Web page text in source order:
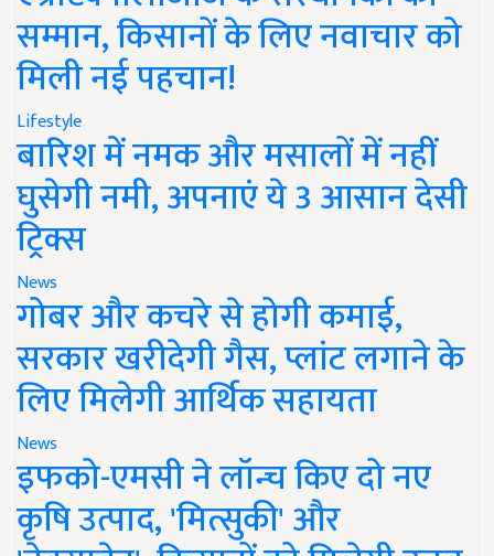
सम्मान, किसानों के लिए नवाचार को
मिली नई पहचान!
Lifestyle
बारिश में नमक और मसालों में नहीं
घुसेगी नमी, अपनाएं ये 3 आसान देसी
ट्रिक्स
News
गोबर और कचरे से होगी कमाई,
सरकार खरीदेगी गैस, प्लांट लगाने के
लिए मिलेगी आर्थिक सहायता
News
इफको-एमसी ने लॉन्च किए दो नए
कृषि उत्पाद, 'मित्सुकी' और